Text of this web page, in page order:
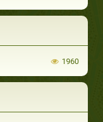
1960